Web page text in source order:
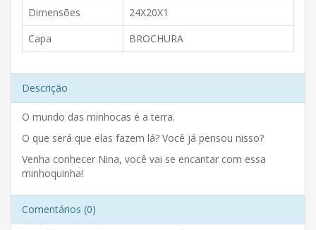
Dimensões
24X20X1
Capa
BROCHURA
Descrição
O mundo das minhocas é a terra.
O que será que elas fazem lá? Você já pensou nisso?
Venha conhecer Nina, você vai se encantar com essa
minhoquinha!
Comentários (0)